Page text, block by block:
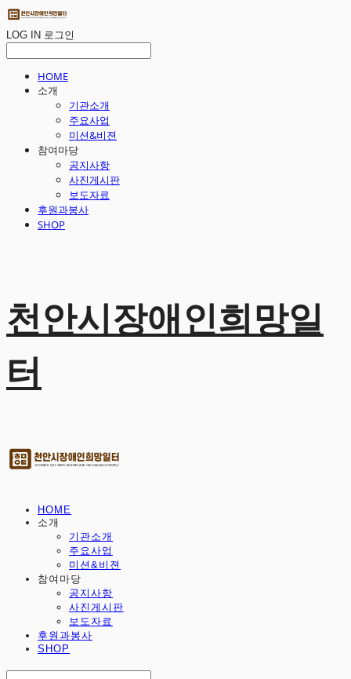
LOG IN 로그인
HOME
소개
기관소개
주요사업
미션&비젼
참여마당
공지사항
사진게시판
보도자료
후원과봉사
SHOP
천안시장애인희망일
터
HOME
소개
기관소개
주요사업
미션&비젼
참여마당
공지사항
사진게시판
보도자료
후원과봉사
SHOP